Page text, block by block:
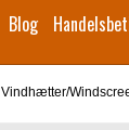
Blog
Vindhætter/